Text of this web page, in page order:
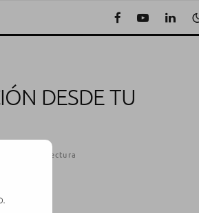
DESDE TU
1 Minuto de lectura